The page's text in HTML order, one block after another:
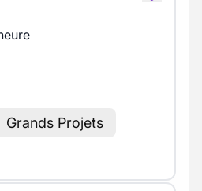
Grands Projets